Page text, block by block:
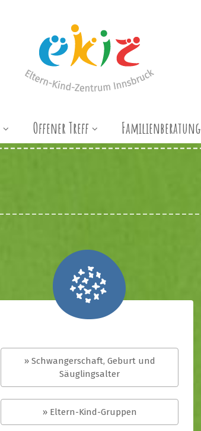
Offener Treff Familienberatung
» Schwangerschaft, Geburt und
Säuglingsalter
» Eltern-Kind-Gruppen